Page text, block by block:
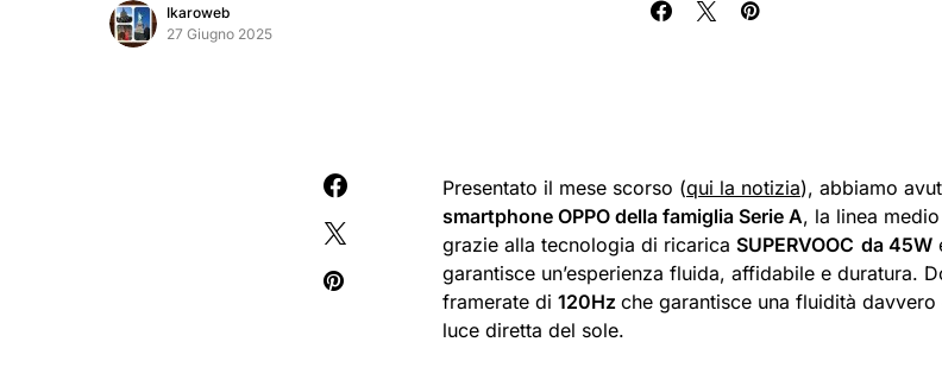
Ikaroweb
27 Giugno 2025
Presentato il mese scorso (qui la notizia), abbiamo
smartphone OPPO della famiglia Serie A, la linea
grazie alla tecnologia di ricarica SUPERVOOC da 45W
garantisce un’esperienza fluida, affidabile e duratura.
framerate di 120Hz che garantisce una fluidità
luce diretta del sole.